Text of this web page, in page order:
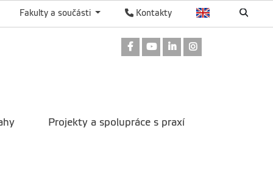
Kontakty
Fakulty a součásti
Odkaz na Facebook
Odkaz na Youtube
Odkaz na LinkedIn
Projekty a spolupráce s praxí